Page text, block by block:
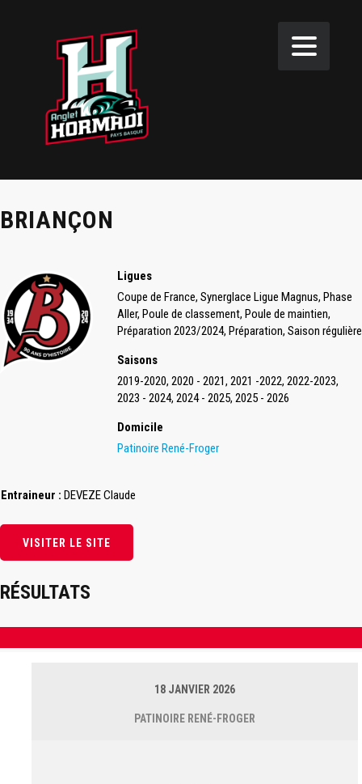
BRIANÇON
Ligues
Coupe de France, Synerglace Ligue Magnus, Phase
Aller, Poule de classement, Poule de maintien,
Préparation 2023/2024, Préparation, Saison régulière
Saisons
2019-2020, 2020 - 2021, 2021 -2022, 2022-2023,
2023 - 2024, 2024 - 2025, 2025 - 2026
Domicile
Patinoire René-Froger
Entraineur : DEVEZE Claude
RÉSULTATS
18 JANVIER 2026
PATINOIRE RENÉ-FROGER